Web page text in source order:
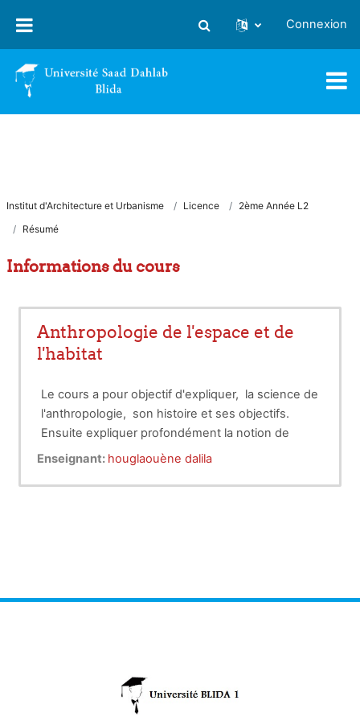
Activer/désactiver la saisie
Connexion
Institut d'Architecture et Urbanisme Licence
2ème Année L2
Résumé
Informations du cours
Anthropologie de l'espace et de
l'habitat
Le cours a pour objectif d'expliquer, la science de
l'anthropologie, son histoire et ses objectifs.
Ensuite expliquer profondément la notion de
l'espace, dans sa globalité mais aussi son sens
exemples concrets.
Enseignant: houglaouène dalila